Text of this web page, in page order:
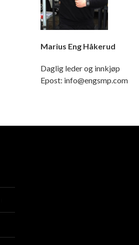
Marius Eng
Daglig leder og
Epost: